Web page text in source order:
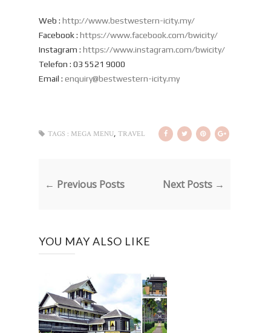
Web : http://www.bestwestern-icity.my/
Facebook : https://www.facebook.com/bwicity/
Instagram : https://www.instagram.com/bwicity/
Telefon : 03 5521 9000
Email : enquiry@bestwestern-icity.my
TAGS : MEGA MENU TRAVEL
← Previous Posts Next Posts →
YOU MAY ALSO LIKE